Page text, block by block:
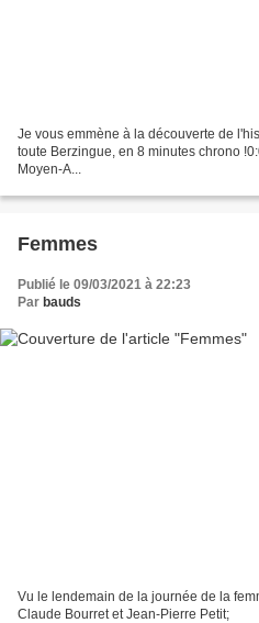
Je vous emmène à la découverte de
toute Berzingue, en 8 minutes chrono
Moyen-A...
Femmes
Publié le 09/03/2021 à 22:23
Par bauds
Vu le lendemain de la journée de la
Claude Bourret et Jean-Pierre Petit;